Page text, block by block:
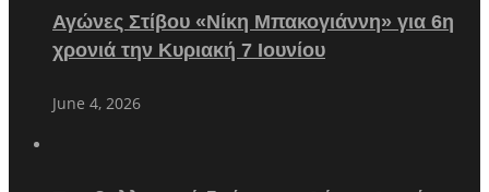
Αγώνες Στίβου «Νίκη Μπακογιάννη» για 6η
χρονιά την Κυριακή 7 Ιουνίου
June 4, 2026